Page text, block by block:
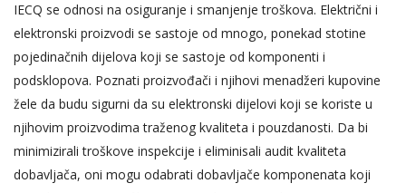
IECQ se odnosi na osiguranje i smanjenje troškova. Električni i
elektronski proizvodi se sastoje od mnogo, ponekad stotine
pojedinačnih dijelova koji se sastoje od komponenti i
podsklopova. Poznati proizvođači i njihovi menadžeri kupovine
žele da budu sigurni da su elektronski dijelovi koji se koriste u
njihovim proizvodima traženog kvaliteta i pouzdanosti. Da bi
minimizirali troškove inspekcije i eliminisali audit kvaliteta
dobavljača, oni mogu odabrati dobavljače komponenata koji